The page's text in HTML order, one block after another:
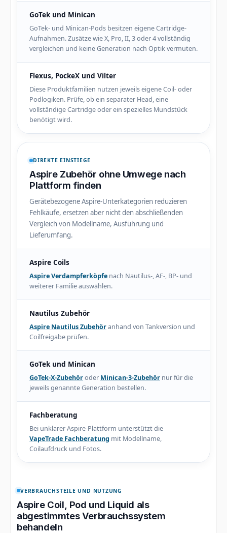
GoTek und Minican
GoTek- und Minican-Pods besitzen eigene Cartridge-
Aufnahmen. Zusätze wie X, Pro, II, 3 oder 4 vollständig
vergleichen und keine Generation nach Optik vermuten.
Flexus, PockeX und Vilter
Diese Produktfamilien nutzen jeweils eigene Coil- oder
Podlogiken. Prüfe, ob ein separater Head, eine
vollständige Cartridge oder ein spezielles Mundstück
benötigt wird.
DIREKTE EINSTIEGE
Aspire Zubehör ohne Umwege nach
Plattform finden
Gerätebezogene Aspire-Unterkategorien reduzieren
Fehlkäufe, ersetzen aber nicht den abschließenden
Vergleich von Modellname, Ausführung und
Lieferumfang.
Aspire Coils
Aspire Verdampferköpfe nach Nautilus-, AF-, BP- und
weiterer Familie auswählen.
Nautilus Zubehör
Aspire Nautilus Zubehöranhand von Tankversion und
Coilfreigabe prüfen.
GoTek und Minican
GoTek-X-Zubehöroder Minican-3-Zubehör nur für die
jeweils genannte Generation bestellen.
Fachberatung
Bei unklarer Aspire-Plattform unterstützt die
VapeTrade Fachberatung mit Modellname,
Coilaufdruck und Fotos.
VERBRAUCHSTEILE UND NUTZUNG
Aspire Coil, Pod und Liquid als
abgestimmtes Verbrauchssystem
behandeln